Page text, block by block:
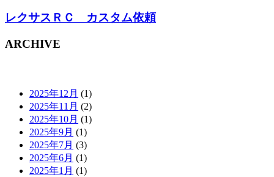
レクサスＲＣ カスタム依頼
ARCHIVE
2025年12月 (1)
2025年11月 (2)
2025年10月 (1)
2025年9月 (1)
2025年7月 (3)
2025年6月 (1)
2025年1月 (1)